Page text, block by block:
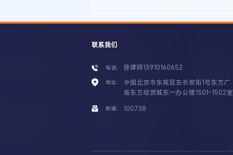
联系我们
电话： 徐律师13910160652
地址：
中国北京市东城区东长安街1号东方广
场东方经贸城东一办公楼1501-1502室
邮编： 100738